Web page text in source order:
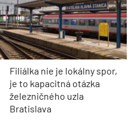
Filiálka nie je lokálny spor,
je to kapacitná otázka
železničného uzla
Bratislava